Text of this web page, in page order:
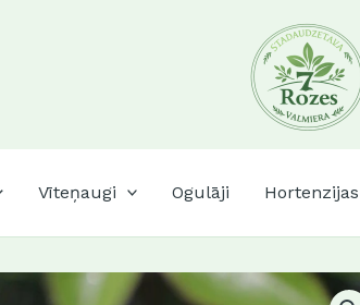
Vīteņaugi Ogulāji Hortenzijas